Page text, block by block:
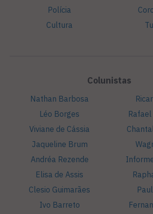
Polícia
Cultura
Colunistas
Nathan Barbosa
Léo Borges
Viviane de Cássia
Jaqueline Brum
Andréa Rezende
Elisa de Assis
Clesio Guimarães
Ivo Barreto